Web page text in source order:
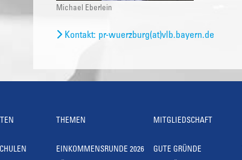
Michael Eberlein
Kontakt: pr-wuerzburg(at)vlb.bayern.de
THEMEN
EINKOMMENSRUNDE 2026
MITGLIEDSCHAFT
GUTE GRÜNDE